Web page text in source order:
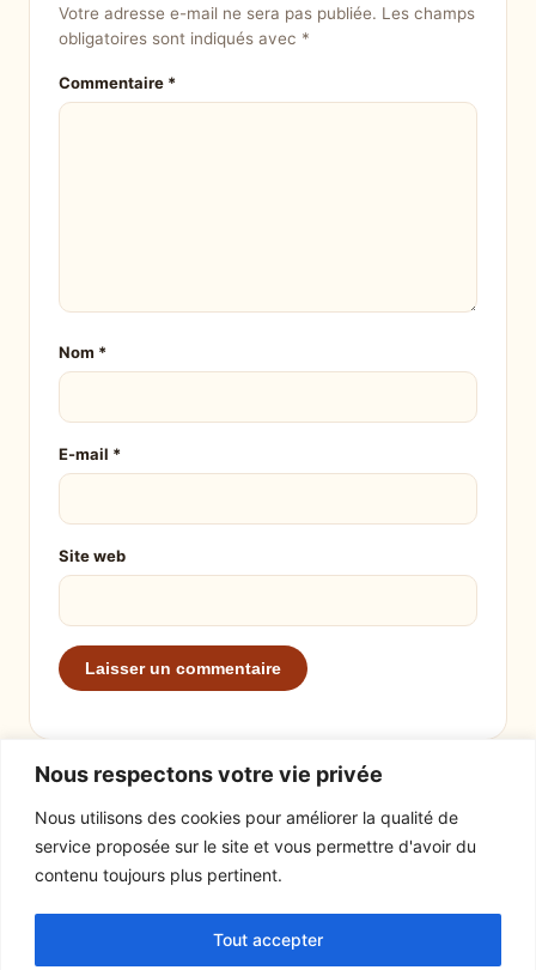
Nous respectons votre vie privée
Nous utilisons des cookies pour améliorer la qualité de
service proposée sur le site et vous permettre d'avoir du
contenu toujours plus pertinent.
Tout accepter
Votre adresse e-mail ne sera pas publiée. Les champs
obligatoires sont indiqués avec *
Commentaire *
Nom *
E-mail *
Site web
Actualités